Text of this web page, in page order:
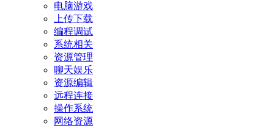
电脑游戏
上传下载
编程调试
系统相关
资源管理
聊天娱乐
资源编辑
远程连接
操作系统
网络资源